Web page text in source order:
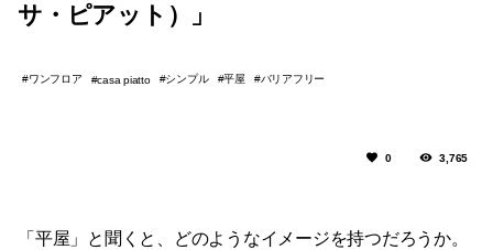
サ・ピアット）」
ワンフロア casa piatto シンプル 平屋 バリアフリー
0 3,765
「平屋」と聞くと、どのようなイメージを持つだろうか。